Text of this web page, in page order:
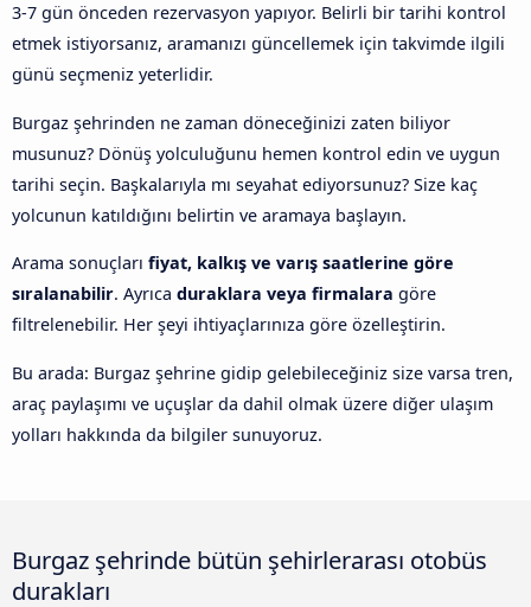
3-7 gün önceden rezervasyon yapıyor. Belirli bir tarihi kontrol
etmek istiyorsanız, aramanızı güncellemek için takvimde ilgili
günü seçmeniz yeterlidir.
Burgaz şehrinden ne zaman döneceğinizi zaten biliyor
musunuz? Dönüş yolculuğunu hemen kontrol edin ve uygun
tarihi seçin. Başkalarıyla mı seyahat ediyorsunuz? Size kaç
yolcunun katıldığını belirtin ve aramaya başlayın.
Arama sonuçları fiyat, kalkış ve varış saatlerine göre
sıralanabilir. Ayrıca duraklara veya firmalara göre
filtrelenebilir. Her şeyi ihtiyaçlarınıza göre özelleştirin.
Bu arada: Burgaz şehrine gidip gelebileceğiniz size varsa tren,
araç paylaşımı ve uçuşlar da dahil olmak üzere diğer ulaşım
yolları hakkında da bilgiler sunuyoruz.
Burgaz şehrinde bütün şehirlerarası otobüs
durakları